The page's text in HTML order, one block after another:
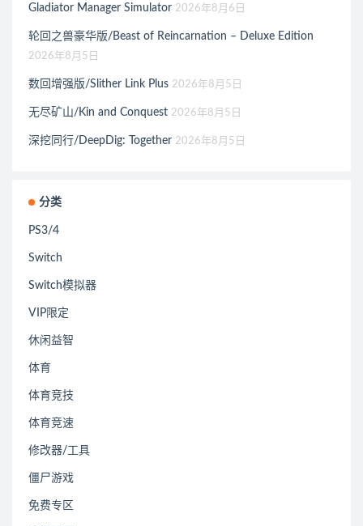
Gladiator Manager Simulator 2026年8月6日
轮回之兽豪华版/Beast of Reincarnation – Deluxe Edition
2026年8月5日
数回增强版/Slither Link Plus 2026年8月5日
无尽矿山/Kin and Conquest 2026年8月5日
深挖同行/DeepDig: Together 2026年8月5日
分类
PS3/4
Switch
Switch模拟器
VIP限定
休闲益智
体育
体育竞技
体育竞速
修改器/工具
僵尸游戏
免费专区